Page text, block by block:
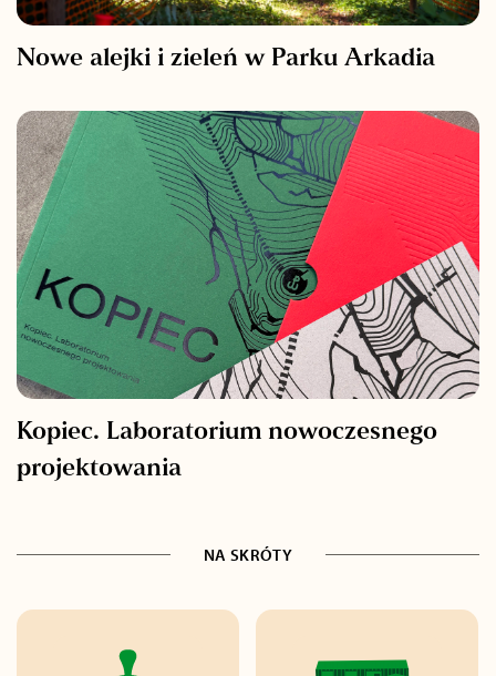
Nowe alejki i zieleń w Parku Arkadia
Kopiec. Laboratorium nowoczesnego
projektowania
NA SKRÓTY